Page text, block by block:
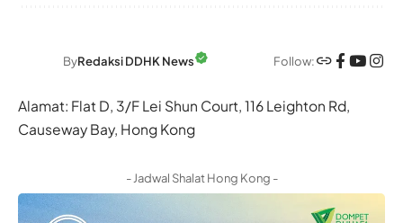
ByRedaksi DDHK News Follow:
Alamat: Flat D, 3/F Lei Shun Court, 116 Leighton Rd,
Causeway Bay, Hong Kong
- Jadwal Shalat Hong Kong -